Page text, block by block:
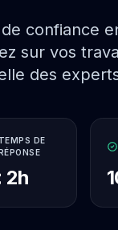
confiance
sur vos
des
TEMPS DE
2h